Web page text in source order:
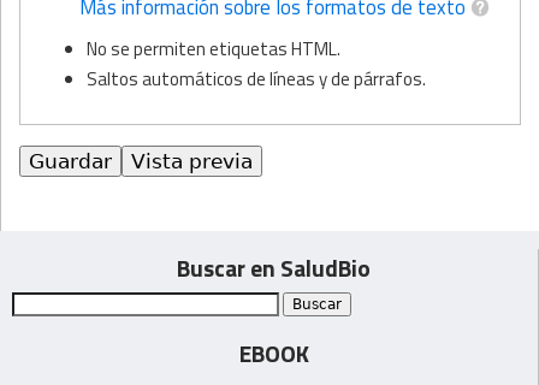
Más información sobre los formatos de texto
No se permiten etiquetas HTML.
Saltos automáticos de líneas y de párrafos.
Buscar en SaludBio
EBOOK